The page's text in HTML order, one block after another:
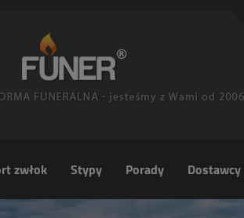
zwłok Stypy Porady Dostawcy